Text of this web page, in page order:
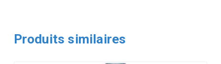
Produits similaires